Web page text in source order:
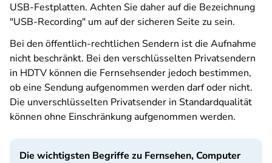
USB-Festplatten. Achten Sie daher auf die Bezeichnung
"USB-Recording" um auf der sicheren Seite zu sein.
Bei den öffentlich-rechtlichen Sendern ist die Aufnahme
nicht beschränkt. Bei den verschlüsselten Privatsendern
in HDTV können die Fernsehsender jedoch bestimmen,
ob eine Sendung aufgenommen werden darf oder nicht.
Die unverschlüsselten Privatsender in Standardqualität
können ohne Einschränkung aufgenommen werden.
Die wichtigsten Begriffe zu Fernsehen, Computer